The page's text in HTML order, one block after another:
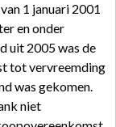
1 januari 2001
en onder
uit 2005 was de
tot vervreemding
was gekomen.
niet